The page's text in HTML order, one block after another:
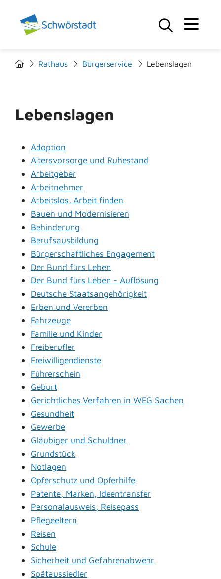
Rathaus Bürgerservice Lebenslagen
Lebenslagen
Adoption
Altersvorsorge und Ruhestand
Arbeitgeber
Arbeitnehmer
Arbeitslos, Arbeit finden
Bauen und Modernisieren
Behinderung
Berufsausbildung
Bürgerschaftliches Engagement
Der Bund fürs Leben
Der Bund fürs Leben - Auflösung
Deutsche Staatsangehörigkeit
Erben und Vererben
Fahrzeuge
Familie und Kinder
Freiberufler
Freiwilligendienste
Führerschein
Geburt
Gerichtliches Verfahren in WEG Sachen
Gesundheit
Gewerbe
Gläubiger und Schuldner
Grundstück
Notlagen
Opferschutz und Opferhilfe
Patente, Marken, Ideentransfer
Personalausweis, Reisepass
Pflegeeltern
Reisen
Schule
Sicherheit und Gefahrenabwehr
Spätaussiedler